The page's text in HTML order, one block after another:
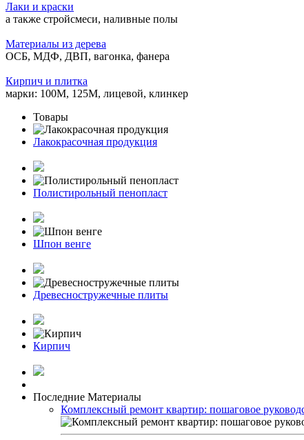
Лаки и краски
а также стройсмеси, наливные полы
Материалы из дерева
ОСБ, МДФ, ДВП, вагонка, фанера
Кирпич и плитка
марки: 100М, 125М, лицевой, клинкер
Товары
Лакокрасочная продукция
Полистирольный пенопласт
Шпон венге
Древесностружечные плиты
Кирпич
Последние Материалы
Комплексный ремонт квартир: пошаговое